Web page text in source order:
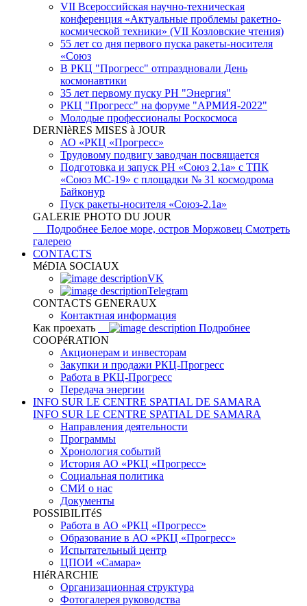
VII Всероссийская научно-техническая
конференция «Актуальные проблемы ракетно-
космической техники» (VII Козловские чтения)
55 лет со дня первого пуска ракеты-носителя
«Союз
В РКЦ "Прогресс" отпраздновали День
космонавтики
35 лет первому пуску РН "Энергия"
РКЦ "Прогресс" на форуме "АРМИЯ-2022"
Молодые профессионалы Роскосмоса
DERNIèRES MISES à JOUR
АО «РКЦ «Прогресс»
Трудовому подвигу заводчан посвящается
Подготовка и запуск РН «Союз 2.1а» с ТПК
«Союз МС-19» с площадки № 31 космодрома
Байконур
Пуск ракеты-носителя «Союз-2.1а»
GALERIE PHOTO DU JOUR
Подробнее Белое море, остров Моржовец Смотреть
галерею
CONTACTS
MéDIA SOCIAUX
VK
Telegram
CONTACTS GENERAUX
Контактная информация
Как проехать
Подробнее
COOPéRATION
Акционерам и инвесторам
Закупки и продажи РКЦ-Прогресс
Работа в РКЦ-Прогресс
Передача энергии
INFO SUR LE CENTRE SPATIAL DE SAMARA
INFO SUR LE CENTRE SPATIAL DE SAMARA
Направления деятельности
Программы
Хронология событий
История АО «РКЦ «Прогресс»
Социальная политика
СМИ о нас
Документы
POSSIBILITéS
Работа в АО «РКЦ «Прогресс»
Образование в АО «РКЦ «Прогресс»
Испытательный центр
ЦПОИ «Самара»
HIéRARCHIE
Организационная структура
Фотогалерея руководства